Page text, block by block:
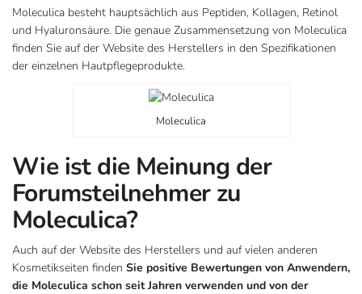
Moleculica besteht hauptsächlich aus Peptiden, Kollagen, Retinol
und Hyaluronsäure. Die genaue Zusammensetzung von Moleculica
finden Sie auf der Website des Herstellers in den Spezifikationen
der einzelnen Hautpflegeprodukte.
Moleculica
Wie ist die Meinung der
Forumsteilnehmer zu
Moleculica?
Auch auf der Website des Herstellers und auf vielen anderen
Kosmetikseiten finden Sie positive Bewertungen von Anwendern,
die Moleculica schon seit Jahren verwenden und von der